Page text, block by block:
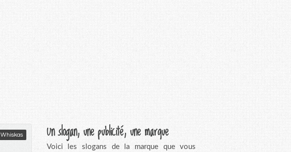
Whiskas Un slogan, une publicité, une marque
Voici les slogans de la marque que vous